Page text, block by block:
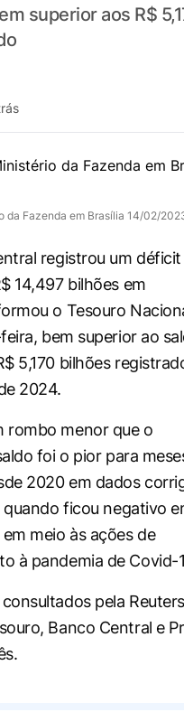
superior aos R$
da Fazenda em Brasília 14/02/
registrou um déficit
14,497 bilhões em
o Tesouro
bem superior ao
5,170 bilhões
2024.
rombo menor que o
foi o pior para
2020 em dados
quando ficou negativo
meio às ações de
à pandemia de Covid-
pela
Banco Central e